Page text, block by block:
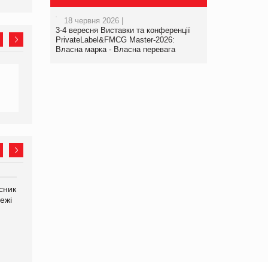
18 червня 2026 |
3-4 вересня Виставки та конференції
PrivateLabel&FMCG Master-2026:
Власна марка - Власна перевага